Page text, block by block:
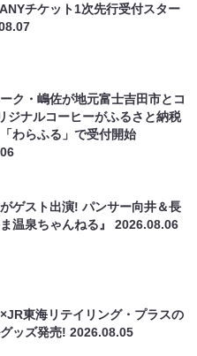
チケット1次先行受付スター
ク・嶋佐が地元富士吉田市とコ
ジナルコーヒーがふるさと納税
わらふる」で受付開始
ゲスト出演! パンサー向井＆長
温泉ちゃんねる』2026.08.06
東海リテイリング・プラスの
グッズ発売!2026.08.05